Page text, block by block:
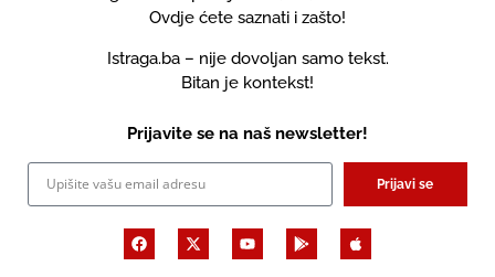
Ovdje ćete saznati i zašto!
Istraga.ba – nije dovoljan samo tekst.
Bitan je kontekst!
Prijavite se na naš newsletter!
Prijavi se